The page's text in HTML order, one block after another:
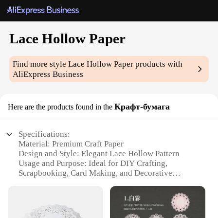
Lace Hollow Paper
Find more styleLace Hollow Paper products with
AliExpress Business
Here are the products found in the Крафт-бумага
Specifications:
Material: Premium Craft Paper
Design and Style: Elegant Lace Hollow Pattern
Usage and Purpose: Ideal for DIY Crafting,
Scrapbooking, Card Making, and Decorative
Shape or Size: Available in Various Sizes to Suit
Performance and Property: Lightweight yet Durable